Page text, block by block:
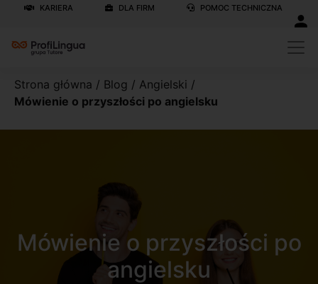
KARIERA DLA FIRM POMOC TECHNICZNA
Strona główna / Blog / Angielski /
Mówienie o przyszłości po angielsku
Mówienie o przyszłości po
angielsku